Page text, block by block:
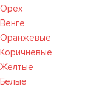
Орех
Венге
Оранжевые
Коричневые
Желтые
Белые